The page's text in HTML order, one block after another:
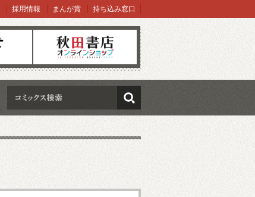
オンラインショップ
採用情報 まんが賞 持ち込み窓口
検索